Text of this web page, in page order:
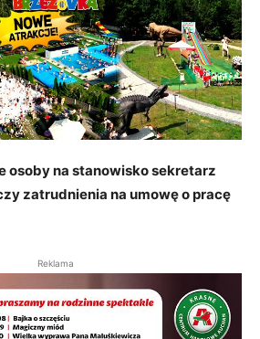
osoby na stanowisko sekretarz
zatrudnienia na umowę o pracę
Reklama